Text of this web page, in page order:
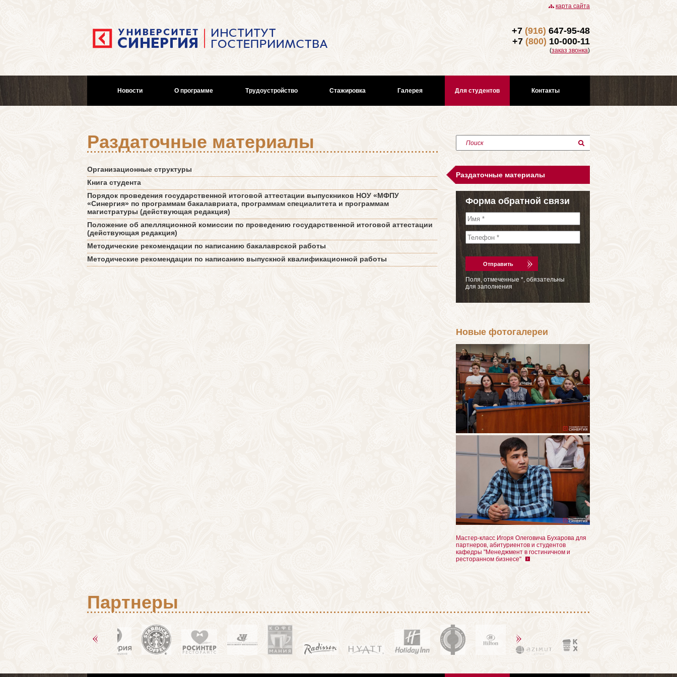
карта сайта
+7 (916) 647-95-48
+7 (800) 10-000-11
(заказ звонка)
Новости О программе Трудоустройство Стажировка Галерея Для студентов Контакты
Раздаточные материалы
Организационные структуры
Книга студента
Порядок проведения государственной итоговой аттестации выпускников НОУ «МФПУ
«Синергия» по программам бакалавриата, программам специалитета и программам
магистратуры (действующая редакция)
Положение об апелляционной комиссии по проведению государственной итоговой аттестации
(действующая редакция)
Методические рекомендации по написанию бакалаврской работы
Методические рекомендации по написанию выпускной квалификационной работы
Поиск
Раздаточные материалы
Форма обратной связи
Поля, отмеченные *, обязательны
для заполнения
Новые фотогалереи
Мастер-класс Игоря Олеговича Бухарова для
партнеров, абитуриентов и студентов
кафедры "Менеджмент в гостиничном и
ресторанном бизнесе"
Партнеры